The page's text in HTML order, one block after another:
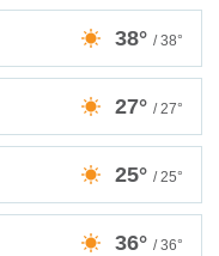
38° / 38°
27° / 27°
25° / 25°
36° / 36°